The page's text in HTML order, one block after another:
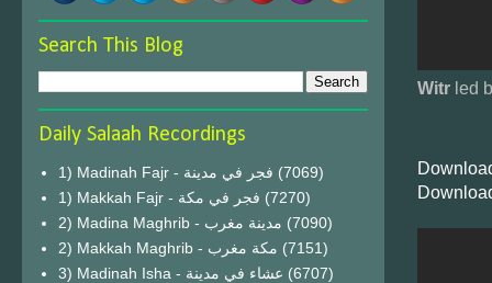
Witr led
Search This Blog
Daily Salaah Recordings
1) Madinah Fajr - فجر في مدينة (7069)
1) Makkah Fajr - فجر في مكة (7270)
2) Madina Maghrib - مدينة مغرب (7090)
2) Makkah Maghrib - مكة مغرب (7151)
3) Madinah Isha - عشاء في مدينة (6707)